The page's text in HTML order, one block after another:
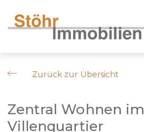
Zurück zur Übersicht
Zentral Wohnen im
Villenquartier